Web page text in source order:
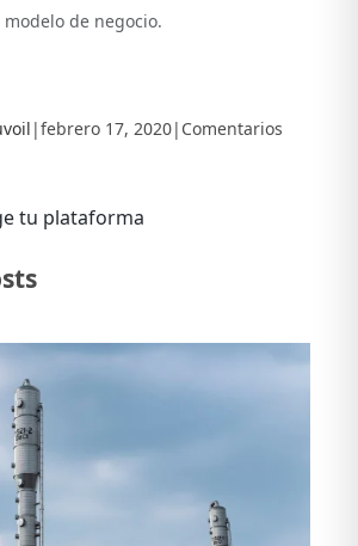
de negocio.
|febrero 17, 2020| Comentarios
tu plataforma